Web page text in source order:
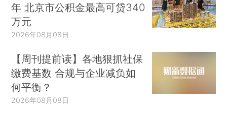
年 北京市公积金最高可贷340
万元
2026年08月08日
【周刊提前读】各地狠抓社保
缴费基数 合规与企业减负如
何平衡？
2026年08月08日